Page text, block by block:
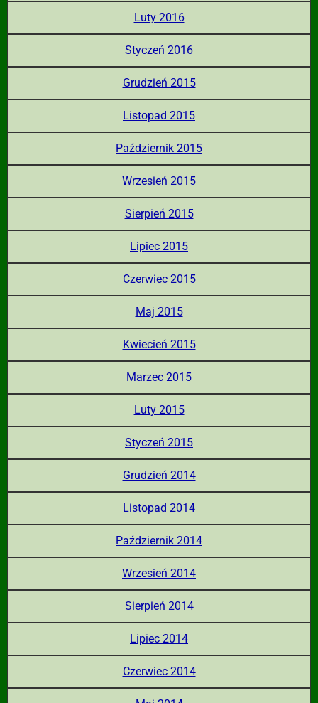
Luty 2016
Styczeń 2016
Grudzień 2015
Listopad 2015
Październik 2015
Wrzesień 2015
Sierpień 2015
Lipiec 2015
Czerwiec 2015
Maj 2015
Kwiecień 2015
Marzec 2015
Luty 2015
Styczeń 2015
Grudzień 2014
Listopad 2014
Październik 2014
Wrzesień 2014
Sierpień 2014
Lipiec 2014
Czerwiec 2014